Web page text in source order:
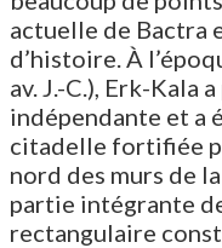
actuelle de Bactra
d’histoire. À
av. J.-C.), Erk-Kala
indépendante et a
citadelle fortifiée
nord des murs de
partie intégrante
rectangulaire